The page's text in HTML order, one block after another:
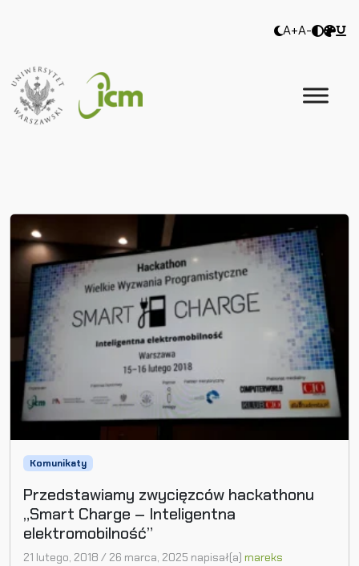
A+A-
Komunikaty
Przedstawiamy zwycięzców hackathonu
„Smart Charge – Inteligentna
elektromobilność”
21 lutego, 2018 / 26 marca, 2025 napisał(a) mareks